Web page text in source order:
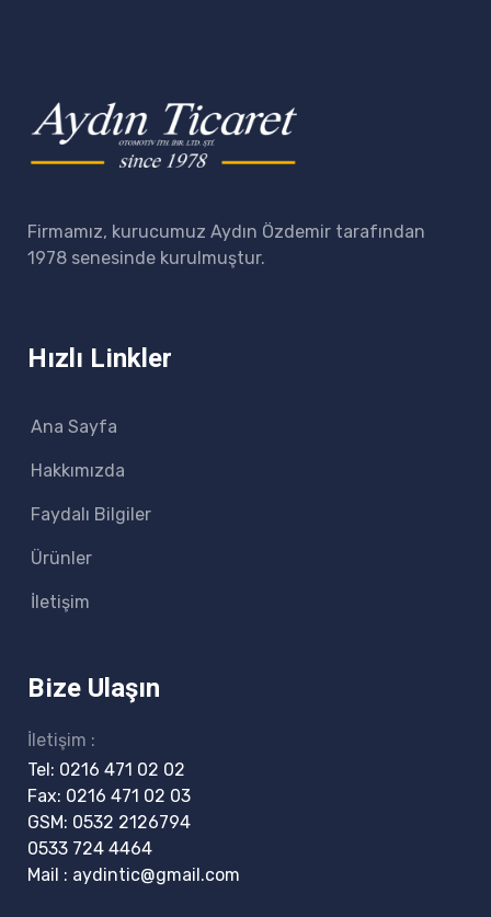
Firmamız, kurucumuz Aydın Özdemir tarafından
1978 senesinde kurulmuştur.
Hızlı Linkler
Ana Sayfa
Hakkımızda
Faydalı Bilgiler
Ürünler
İletişim
Bize Ulaşın
İletişim :
Tel: 0216 471 02 02
Fax: 0216 471 02 03
GSM: 0532 2126794
0533 724 4464
Mail : aydintic@gmail.com